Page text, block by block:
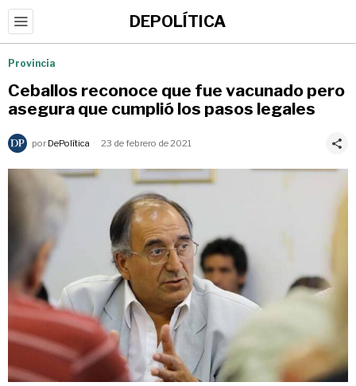
DEPOLÍTICA
Provincia
Ceballos reconoce que fue vacunado pero
asegura que cumplió los pasos legales
por DePolítica 23 de febrero de 2021